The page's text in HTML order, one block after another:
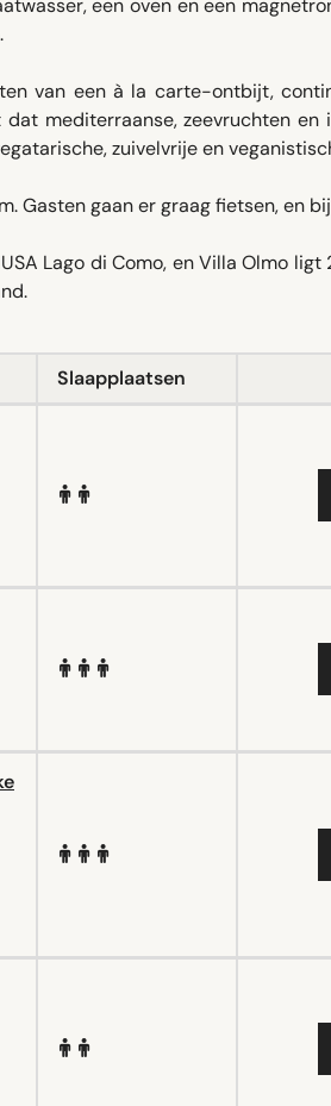
van een à la carte-ontbijt,
mediterraanse, zeevruchten
zuivelvrije en
Gasten gaan er graag fietsen, en
Lago di Como, en Villa Olmo
Slaapplaatsen